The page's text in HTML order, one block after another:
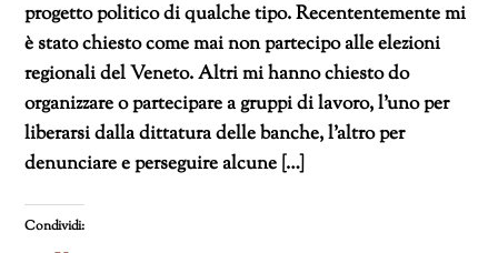
progetto politico di qualche tipo. Recententemente mi
è stato chiesto come mai non partecipo alle elezioni
regionali del Veneto. Altri mi hanno chiesto do
organizzare o partecipare a gruppi di lavoro, l’uno per
liberarsi dalla dittatura delle banche, l’altro per
denunciare e perseguire alcune […]
Condividi: